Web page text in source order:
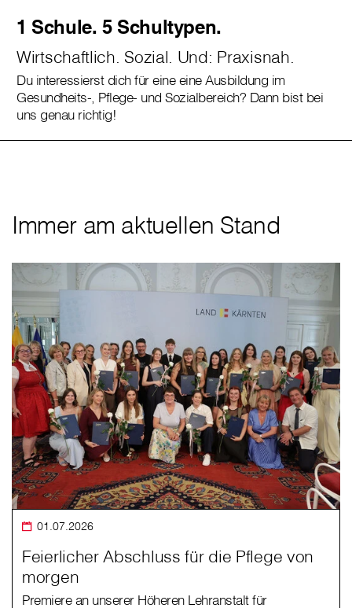
1 Schule. 5 Schultypen.
Wirtschaftlich. Sozial. Und: Praxisnah.
Du interessierst dich für eine eine Ausbildung im
Gesundheits-, Pflege- und Sozialbereich? Dann bist bei
uns genau richtig!
Immer am aktuellen Stand
01.07.2026
Feierlicher Abschluss für die Pflege von
morgen
Premiere an unserer Höheren Lehranstalt für